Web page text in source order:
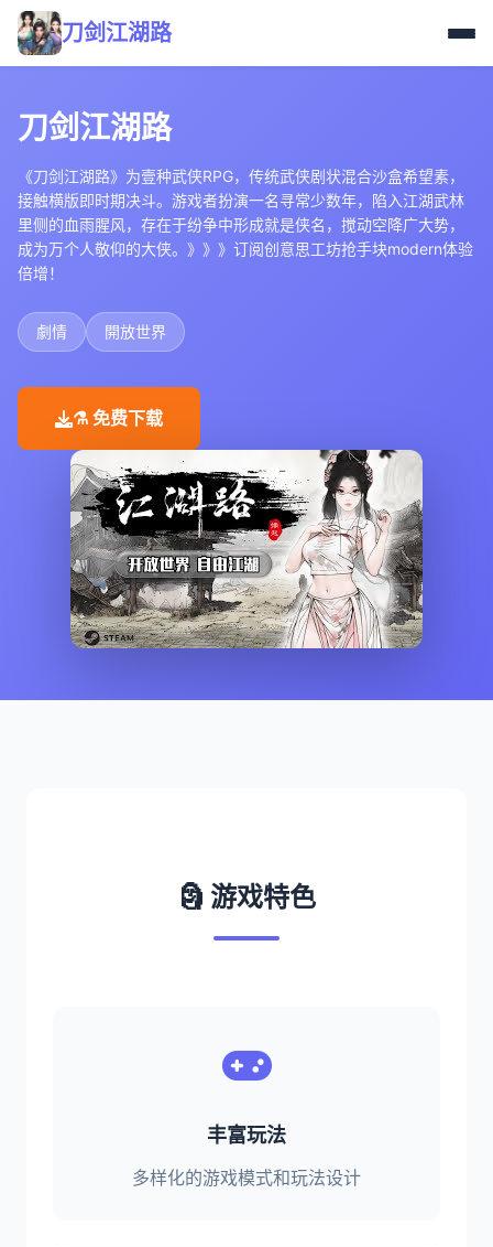
刀剑江湖路
刀剑江湖路
《刀剑江湖路》为壹种武侠RPG，传统武侠剧状混合沙盒希望素，
接触横版即时期决斗。游戏者扮演一名寻常少数年，陷入江湖武林
里侧的血雨腥风，存在于纷争中形成就是侠名，搅动空降广大势，
成为万个人敬仰的大侠。》》》订阅创意思工坊抢手块modern体验
倍增！
劇情 開放世界
⚗️ 免费下载
🗿 游戏特色
丰富玩法
多样化的游戏模式和玩法设计